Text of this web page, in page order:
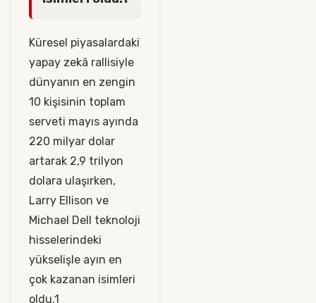
Küresel piyasalardaki
yapay zekâ rallisiyle
dünyanın en zengin
10 kişisinin toplam
serveti mayıs ayında
220 milyar dolar
artarak 2,9 trilyon
dolara ulaşırken,
Larry Ellison ve
Michael Dell teknoloji
hisselerindeki
yükselişle ayın en
çok kazanan isimleri
oldu.1